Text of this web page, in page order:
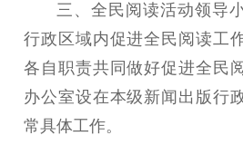
主题宣传 对外宣传
记者之家
文化文艺
精品生产
三 、 全民阅读活动领导
行政区域内促进全民阅读工
各自职责共同做好促进全民
办公室设在本级新闻出版行
常具体工作。